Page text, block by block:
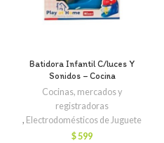
Batidora Infantil C/luces Y
Sonidos – Cocina
Cocinas, mercados y
registradoras
, Electrodomésticos de Juguete
$599